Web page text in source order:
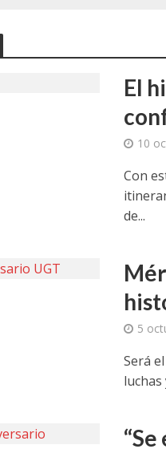
El
10
Con
de...
5
Será
luchas